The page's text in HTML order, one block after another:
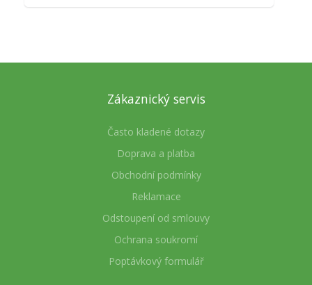
Zákaznický servis
Často kladené dotazy
Doprava a platba
Obchodní podmínky
Reklamace
Odstoupení od smlouvy
Ochrana soukromí
Poptávkový formulář